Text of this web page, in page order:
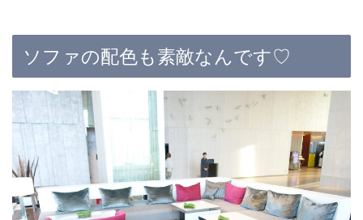
ソファの配色も素敵なんです♡